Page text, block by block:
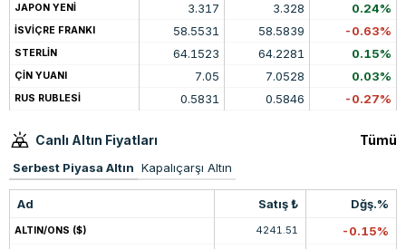
JAPON YENİ 3.317 3.328 0.24%
İSVİÇRE FRANKI 58.5531 58.5839 -0.63%
STERLİN 64.1523 64.2281 0.15%
ÇİN YUANI 7.05 7.0528 0.03%
RUS RUBLESİ 0.5831 0.5846 -0.27%
Canlı Altın Fiyatları Tümü
Serbest Piyasa Altın Kapalıçarşı Altın
Ad Satış ₺ Dğş.%
ALTIN/ONS ($) 4241.51 -0.15%